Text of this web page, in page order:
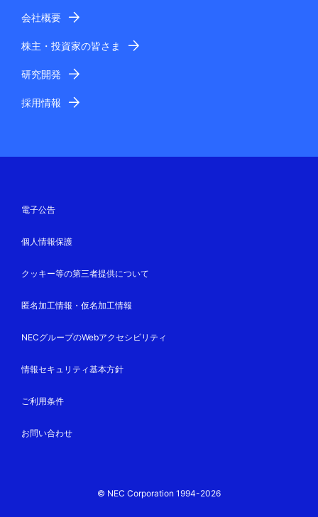
会社概要
株主・投資家の皆さま
研究開発
採用情報
電子公告
個人情報保護
クッキー等の第三者提供について
匿名加工情報・仮名加工情報
NECグループのWebアクセシビリティ
情報セキュリティ基本方針
ご利用条件
お問い合わせ
© NEC Corporation 1994-2026